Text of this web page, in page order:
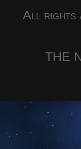
All rights
THE